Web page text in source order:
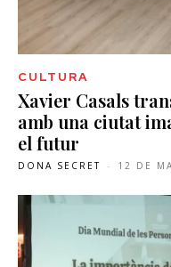
CULTURA
Xavier Casals
amb una ciutat
el futur
DONA SECRET - 12 DE